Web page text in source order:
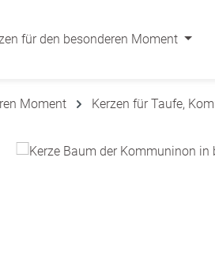
für den besonderen Moment
Moment Kerzen für Taufe,